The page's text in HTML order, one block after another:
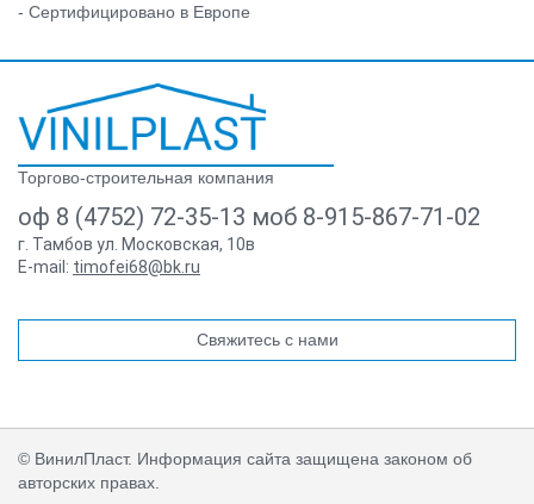
- Сертифицировано в Европе
Торгово-строительная компания
оф 8 (4752) 72-35-13 моб 8-915-867-71-02
г. Тамбов ул. Московская, 10в
E-mail: timofei68@bk.ru
Свяжитесь с нами
© ВинилПласт. Информация сайта защищена законом об
авторских правах.